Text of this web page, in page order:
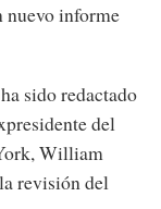
nuevo informe
sido redactado
del
William
revisión del